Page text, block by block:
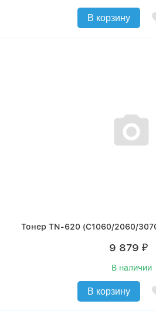
В корзину
Тонер TN-620 (C1060/2060/
9 879 ₽
В наличии
В корзину